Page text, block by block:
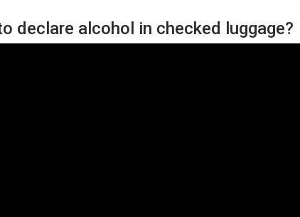
declare alcohol in checked luggage?